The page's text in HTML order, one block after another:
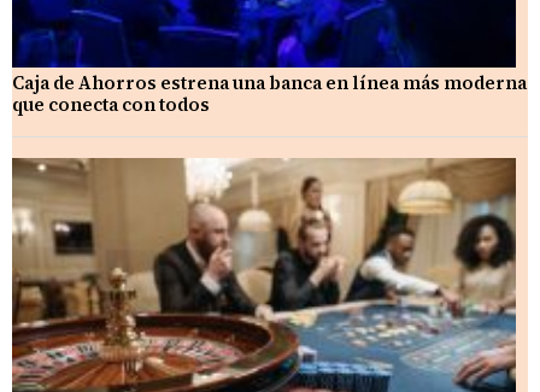
Caja de Ahorros estrena una banca en línea más moderna
que conecta con todos